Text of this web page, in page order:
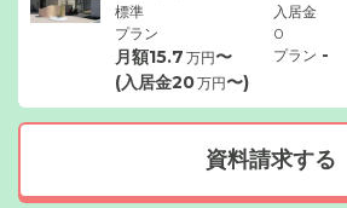
標準
プラン
月額15.7 万円〜
(入居金20万円〜)
入居金
0
プラン -
資料請求する